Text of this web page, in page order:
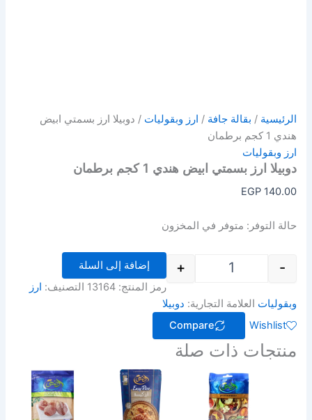
الرئيسية / بقالة جافة / ارز وبقوليات / دوبيلا ارز بسمتي ابيض
هندي 1 كجم برطمان
ارز وبقوليات
دوبيلا ارز بسمتي ابيض هندي 1 كجم برطمان
EGP140.00
حالة التوفر: متوفر في المخزون
-
+
إضافة إلى السلة
رمز المنتج:13164 التصنيف: ارز
وبقوليات العلامة التجارية: دوبيلا
Wishlist
Compare
منتجات ذات صلة